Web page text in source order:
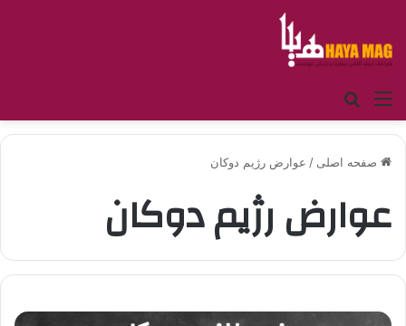
منو
صفحه اصلی / عوارض رژیم دوکان
عوارض رژیم دوکان